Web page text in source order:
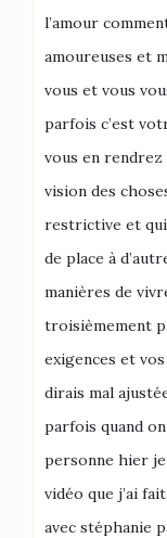
l’amour
amoureuses et
vous et vous
parfois c’est
vous en rendrez
vision des
restrictive et
de place à
manières de
troisièmement
exigences et
dirais mal
parfois quand
personne hier
vidéo que j’ai
avec stéphanie